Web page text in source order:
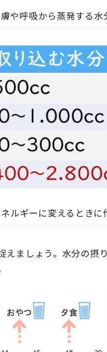
や呼吸から蒸発する水
ルギーに変えるときに
えましょう。水分の摂